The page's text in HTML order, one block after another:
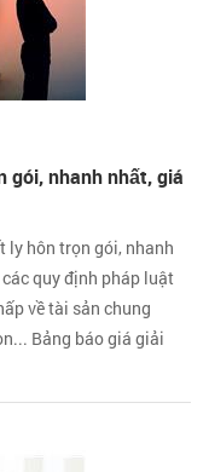
gói, nhanh nhất, giá
ly hôn trọn gói, nhanh
quy định pháp luật
về tài sản chung
Bảng báo giá giải